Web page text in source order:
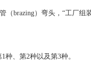
（brazing）弯头，“工厂
种、第2种以及第3种。